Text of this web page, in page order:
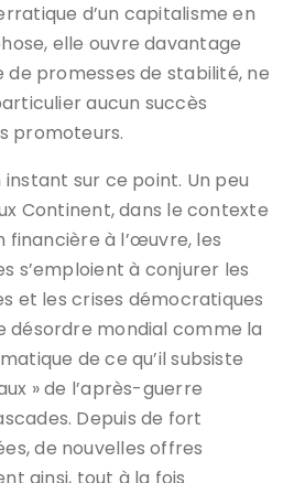
d’un capitalisme en
elle ouvre davantage
de promesses de stabilité, ne
aucun succès
promoteurs.
sur ce point. Un peu
Continent, dans le contexte
financière à l’œuvre, les
s’emploient à conjurer les
et les crises démocratiques
désordre mondial comme la
de ce qu’il subsiste
» de l’après-guerre
Depuis de fort
de nouvelles offres